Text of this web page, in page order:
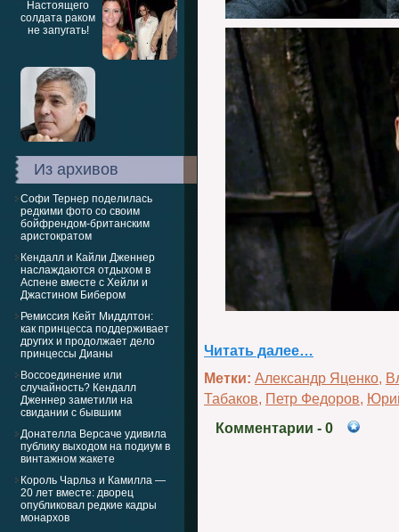
Из архивов
Софи Тернер поделилась
редкими фото со своим
бойфрендом-британским
аристократом
Кендалл и Кайли Дженнер
наслаждаются отдыхом в
Аспене вместе с Хейли и
Джастином Бибером
Ремиссия Кейт Миддлтон:
как принцесса поддерживает
других и продолжает дело
принцессы Дианы
Воссоединение или
случайность? Кендалл
Дженнер заметили на
свидании с бывшим
Донателла Версаче удивила
публику выходом на подиум в
винтажном жакете
Король Чарльз и Камилла —
20 лет вместе: дворец
опубликовал редкие кадры
монархов
Читать далее…
Метки: Александр Яценко,
Табаков, Петр Федоров,
Комментарии - 0